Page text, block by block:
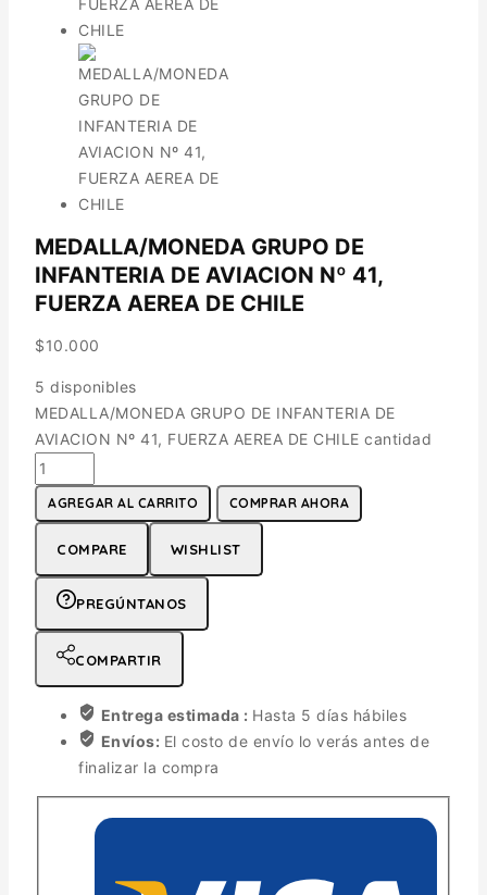
MEDALLA/MONEDA GRUPO DE
INFANTERIA DE AVIACION Nº 41,
FUERZA AEREA DE CHILE
$10.000
5 disponibles
MEDALLA/MONEDA GRUPO DE INFANTERIA DE
AVIACION Nº 41, FUERZA AEREA DE CHILE cantidad
AGREGAR AL CARRITO COMPRAR AHORA
COMPARE WISHLIST
PREGÚNTANOS
COMPARTIR
Entrega estimada : Hasta 5 días hábiles
Envíos: El costo de envío lo verás antes de
finalizar la compra